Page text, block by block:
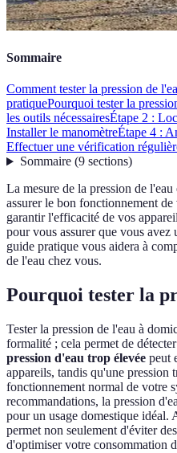
Sommaire
Comment tester la pression de
pratiquePourquoi tester la
les outils nécessairesÉtape 2 :
Installer le manomètreÉtape 4 :
Effectuer une vérification
Sommaire(9 sections)
La mesure de la pression de
assurer le bon fonctionnement
garantir l'efficacité de vos
pour vous assurer que vous avez
guide pratique vous aidera à
de l'eau chez vous.
Pourquoi tester la
Tester la pression de l'eau à
formalité ; cela permet de
pression d'eau trop élevée peut
appareils, tandis qu'une pression
fonctionnement normal de votre
recommandations, la pression
pour un usage domestique idéal.
permet non seulement d'éviter
d'optimiser votre consommation